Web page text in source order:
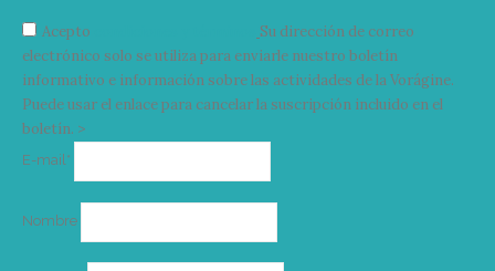
Acepto
Su dirección de correo
electrónico solo se utiliza para enviarle nuestro boletín
informativo e información sobre las actividades de la Vorágine.
Puede usar el enlace para cancelar la suscripción incluido en el
boletín. >
E-mail*
Nombre